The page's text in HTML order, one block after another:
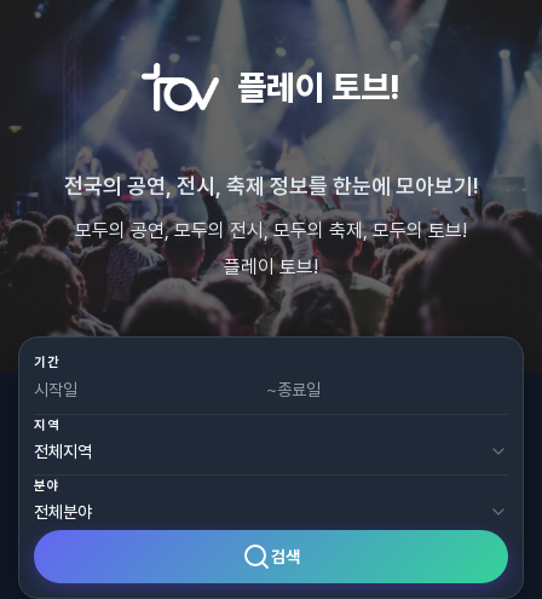
플레이 토브!
전국의 공연, 전시, 축제 정보를 한눈에 모아보기!
모두의 공연, 모두의 전시, 모두의 축제, 모두의 토브!
플레이 토브!
기간
~
지역
분야
검색